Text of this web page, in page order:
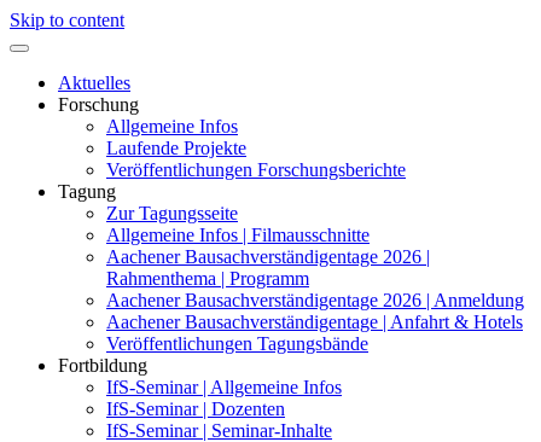
Skip to content
Aktuelles
Forschung
Allgemeine Infos
Laufende Projekte
Veröffentlichungen Forschungsberichte
Tagung
Zur Tagungsseite
Allgemeine Infos | Filmausschnitte
Aachener Bausachverständigentage 2026 |
Rahmenthema | Programm
Aachener Bausachverständigentage 2026 | Anmeldung
Aachener Bausachverständigentage | Anfahrt & Hotels
Veröffentlichungen Tagungsbände
Fortbildung
IfS-Seminar | Allgemeine Infos
IfS-Seminar | Dozenten
IfS-Seminar | Seminar-Inhalte